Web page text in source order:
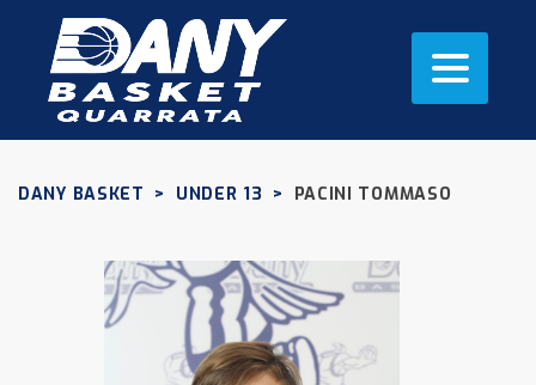
DANY BASKET > UNDER 13 > PACINI TOMMASO